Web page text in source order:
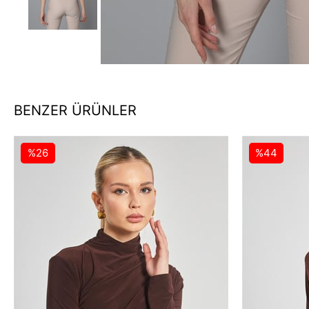
BENZER ÜRÜNLER
%26 %44